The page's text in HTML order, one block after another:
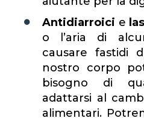
Antidiarroici e
o l’aria di
causare fastidi
nostro corpo
bisogno di
adattarsi al
alimentari.